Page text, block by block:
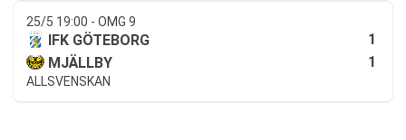
25/5 19:00 - OMG 9
IFK GÖTEBORG
1
MJÄLLBY
1
ALLSVENSKAN